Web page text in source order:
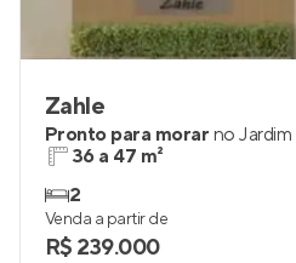
Zahle
Pronto para morar no
36 a 47 m²
2
Venda a partir de
R$ 239.000